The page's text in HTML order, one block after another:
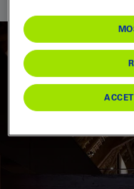
RESETTA
Posizione
0
Con qualsiasi condizione meteo 0 Musica e spettacolo0
Gastronomia 0 Fiere e feste popolari 0
Webshop